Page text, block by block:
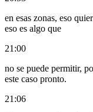
en esas zonas, eso
eso es algo que
21:00
no se puede permitir,
este caso pronto.
21:06